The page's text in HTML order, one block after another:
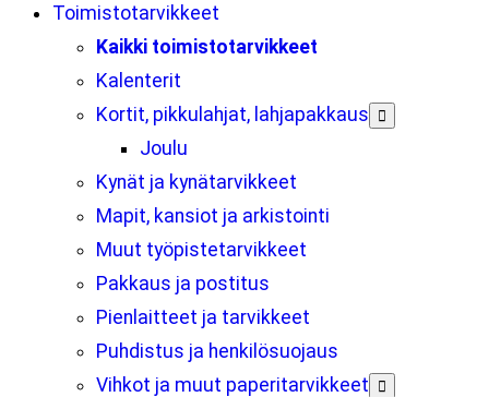
Toimistotarvikkeet
Kaikki toimistotarvikkeet
Kalenterit
Kortit, pikkulahjat, lahjapakkaus

Joulu
Kynät ja kynätarvikkeet
Mapit, kansiot ja arkistointi
Muut työpistetarvikkeet
Pakkaus ja postitus
Pienlaitteet ja tarvikkeet
Puhdistus ja henkilösuojaus
Vihkot ja muut paperitarvikkeet
